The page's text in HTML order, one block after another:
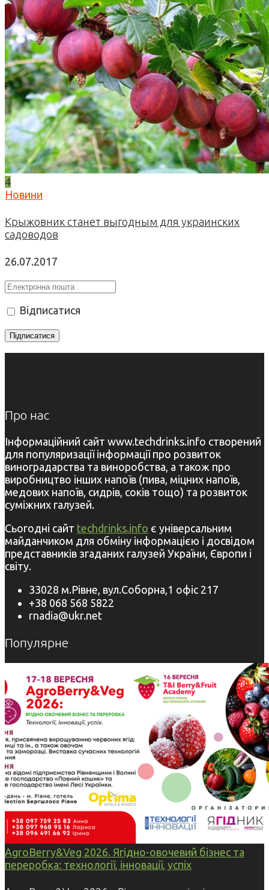
4
Новини
Крыжовник станет выгодным для украинских
садоводов
26.07.2017
Відписатися
Про нас
Інформаційний сайт www.techdrinks.info створений
для популяризації інформації про розвиток
виноградарства та виноробства, а також про
виробництво інших напоїв (пива, міцних напоїв,
медових напоїв, сидрів, соків тощо) та розвиток
суміжних галузей.
Сьогодні сайт techdrinks.info є універсальним
майданчиком для обміну інформацією і досвідом
представників згаданих галузей України, Європи і
світу.
33028 м.Рівне, вул.Соборна,1 офіс 217
+38 068 568 5822
rnadia@ukr.net
Популярне
AgroBerry&Veg 2026. Ягідно-овочевий бізнес та
переробка: технології, інновації, успіх